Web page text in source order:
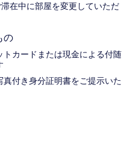
在中に部屋を変更していただ
の
カードまたは現金による付随
付き身分証明書をご提示いた